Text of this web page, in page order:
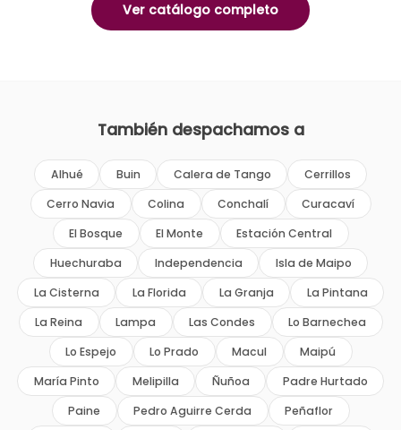
Ver catálogo completo
También despachamos a
Alhué Buin Calera de Tango
Cerrillos
Cerro Navia
Colina Conchalí
Curacaví
El Bosque
El Monte
Estación Central
Huechuraba
Independencia
Isla de Maipo
La Cisterna
La Florida La Granja
La Pintana
La Reina
Lampa Las Condes
Lo Barnechea
Lo Espejo
Lo Prado Macul
Maipú
María Pinto
Melipilla Ñuñoa
Padre Hurtado
Paine
Pedro Aguirre Cerda Peñaflor